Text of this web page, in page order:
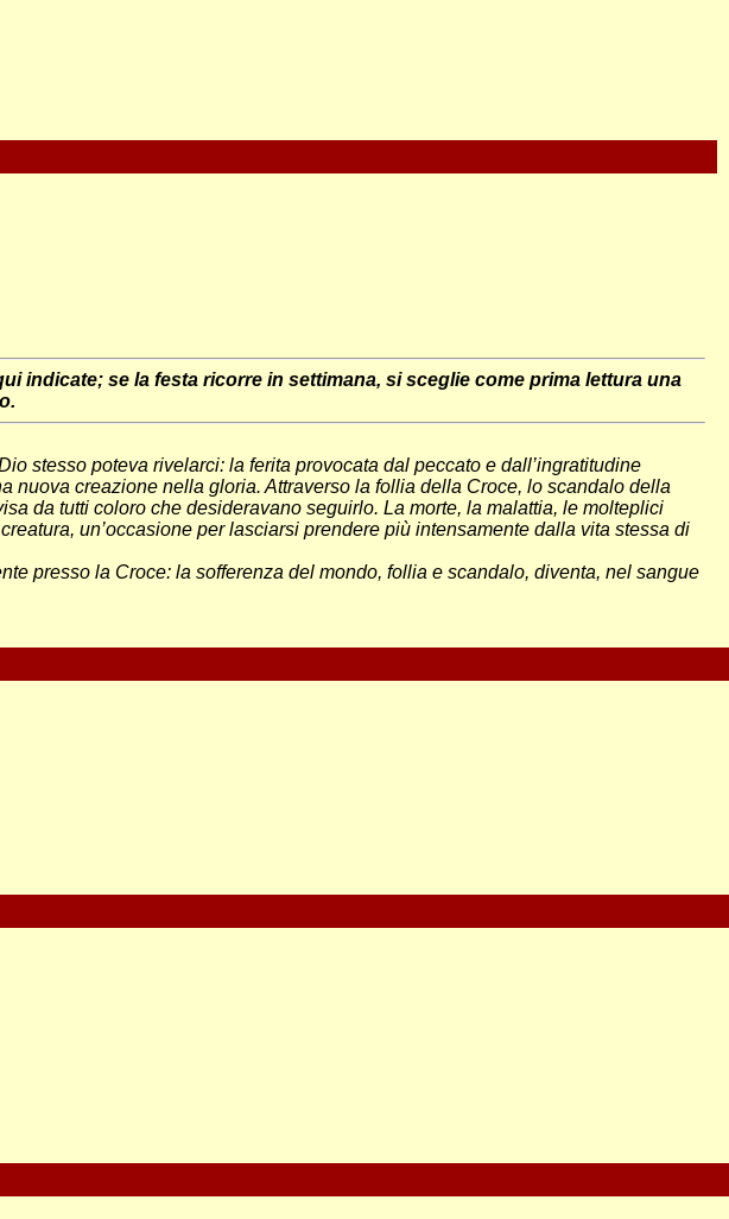
indicate; se la festa ricorre in settimana, si sceglie come prima lettura una
stesso poteva rivelarci: la ferita provocata dal peccato e dall’ingratitudine
nuova creazione nella gloria. Attraverso la follia della Croce, lo scandalo della
da tutti coloro che desideravano seguirlo. La morte, la malattia, le molteplici
un’occasione per lasciarsi prendere più intensamente dalla vita stessa di
presso la Croce: la sofferenza del mondo, follia e scandalo, diventa, nel sangue